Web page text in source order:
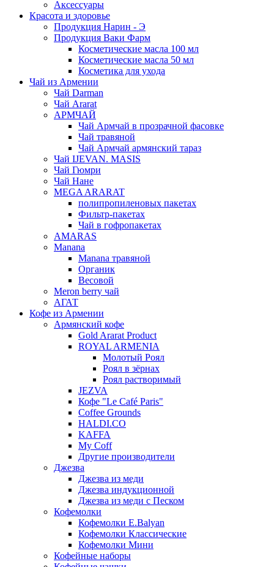
Аксессуары
Красота и здоровье
Продукция Нарин - Э
Продукция Ваки Фарм
Косметические масла 100 мл
Косметические масла 50 мл
Косметика для ухода
Чай из Армении
Чай Darman
Чай Ararat
АРМЧАЙ
Чай Армчай в прозрачной фасовке
Чай травяной
Чай Армчай армянский тараз
Чай IJEVAN. MASIS
Чай Гюмри
Чай Нане
MEGA ARARAT
полипропиленовых пакетах
Фильтр-пакетах
Чай в гофропакетах
AMARAS
Manana
Manana травяной
Органик
Весовой
Meron berry чай
АГАТ
Кофе из Армении
Армянский кофе
Gold Ararat Product
ROYAL ARMENIA
Молотый Роял
Роял в зёрнах
Роял растворимый
JEZVA
Кофе "Le Café Paris"
Coffee Grounds
HALDI.CO
KAFFA
My Coff
Другие производители
Джезва
Джезва из меди
Джезва индукционной
Джезва из меди с Песком
Кофемолки
Кофемолки E.Balyan
Кофемолки Классические
Кофемолки Мини
Кофейные наборы